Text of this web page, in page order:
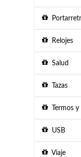
Relojes
Salud
Tazas
Termos y
USB
Viaje